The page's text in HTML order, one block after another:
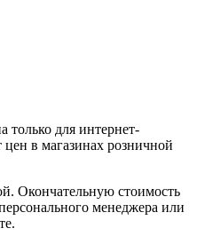
только для интернет-
цен в магазинах розничной
Окончательную стоимость
менеджера или